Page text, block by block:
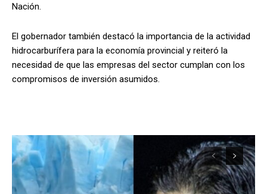
Nación.
El gobernador también destacó la importancia de la actividad
hidrocarburífera para la economía provincial y reiteró la
necesidad de que las empresas del sector cumplan con los
compromisos de inversión asumidos.